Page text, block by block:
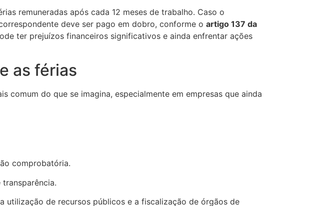
remuneradas após cada 12 meses de trabalho. Caso o
deve ser pago em dobro, conforme o artigo 137 da
ter prejuízos financeiros significativos e ainda enfrentar ações
as férias
do que se imagina, especialmente em empresas que ainda
comprobatória.
utilização de recursos públicos e a fiscalização de órgãos de